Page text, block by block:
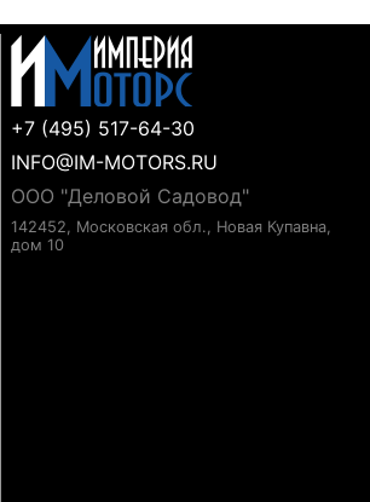
+7 (495) 517-64-30
INFO@IM-MOTORS.RU
ООО "Деловой Садовод"
142452, Московская обл., Новая Купавна,
дом 10